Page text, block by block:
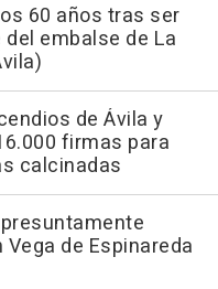
60 años tras ser
embalse de La
de Ávila y
firmas para
calcinadas
de Espinareda